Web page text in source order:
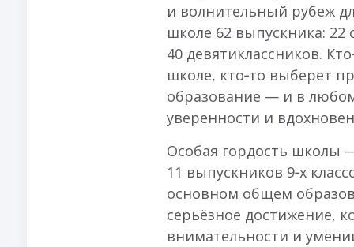
и волнительный рубеж
школе 62 выпускника: 22
40 девятиклассников.
школе, кто‑то выберет
образование — и в
уверенности и
Особая гордость школы
11 выпускников 9‑х
основном общем
серьёзное достижение,
внимательности и